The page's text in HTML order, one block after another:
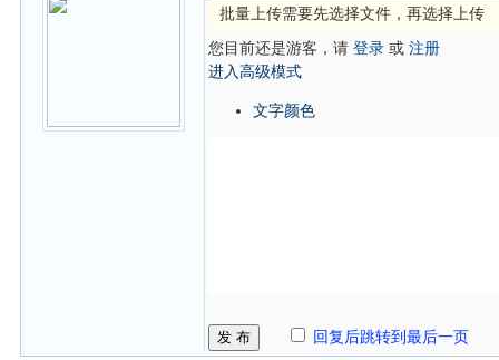
批量上传需要先选择文件，再选择上传
您目前还是游客，请 登录或 注册
进入高级模式
文字颜色
发 布 回复后跳转到最后一页